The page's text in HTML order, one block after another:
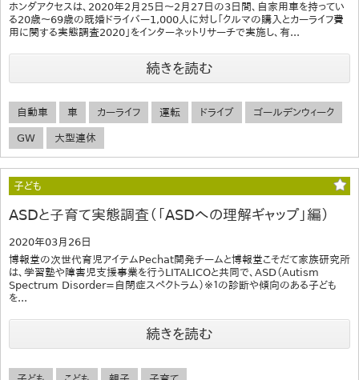
ホンダアクセスは、2020年2月25日～2月27日の3日間、自家用車を持ってい
る20歳～69歳の既婚ドライバー1,000人に対し「クルマの購入とカーライフ費
用に関する実態調査2020」をインターネットリサーチで実施し、有...
続きを読む
自動車 車 カーライフ 運転 ドライブ ゴールデンウィーク
GW 大型連休
子ども
ASDと子育て実態調査（「ASDへの理解ギャップ」編）
2020年03月26日
博報堂の次世代育児アイテムPechat開発チームと博報堂こそだて家族研究所
は、学習塾や障害児支援事業を行うLITALICOと共同で、ASD（Autism
Spectrum Disorder=自閉症スペクトラム）※１の診断や傾向のある子ども
を...
続きを読む